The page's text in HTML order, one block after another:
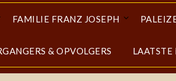
FAMILIE FRANZ JOSEPH
& OPVOLGERS LAATSTE